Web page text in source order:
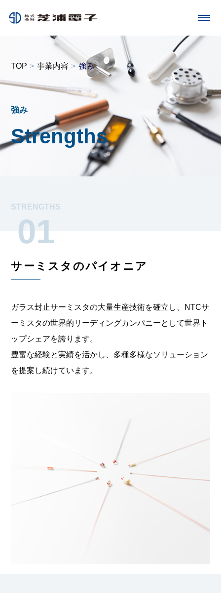
toggle
TOP 事業内容 強み
強み
Strengths
STRENGTHS
01
サーミスタのパイオニア
ガラス封止サーミスタの大量生産技術を確立し、NTCサ
ーミスタの世界的リーディングカンパニーとして世界ト
ップシェアを誇ります。
豊富な経験と実績を活かし、多種多様なソリューション
を提案し続けています。